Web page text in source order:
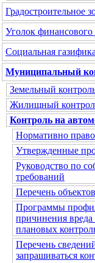
Градостроительное
Уголок
Социальная
Муниципальный
Земельный
Жилищный
Контроль на
Нормативно
Утвержденные
Руководство по
требований
Перечень
Программы
причинения
плановых
Перечень
запрашиваться